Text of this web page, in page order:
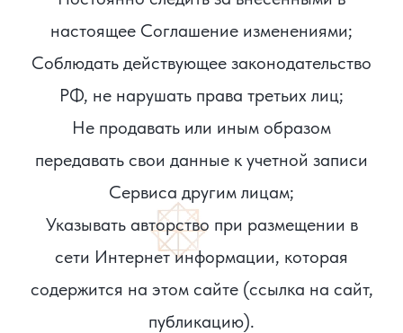
настоящее Соглашение изменениями;
Соблюдать действующее законодательство
РФ, не нарушать права третьих лиц;
Не продавать или иным образом
передавать свои данные к учетной записи
Сервиса другим лицам;
Указывать авторство при размещении в
сети Интернет информации, которая
содержится на этом сайте (ссылка на сайт,
публикацию).